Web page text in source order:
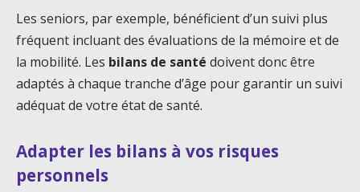
Les seniors, par exemple, bénéficient d’un suivi plus
fréquent incluant des évaluations de la mémoire et de
la mobilité. Les bilans de santé doivent donc être
adaptés à chaque tranche d’âge pour garantir un suivi
adéquat de votre état de santé.
Adapter les bilans à vos risques
personnels